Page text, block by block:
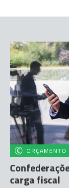
ORÇAMENTO
carga fiscal